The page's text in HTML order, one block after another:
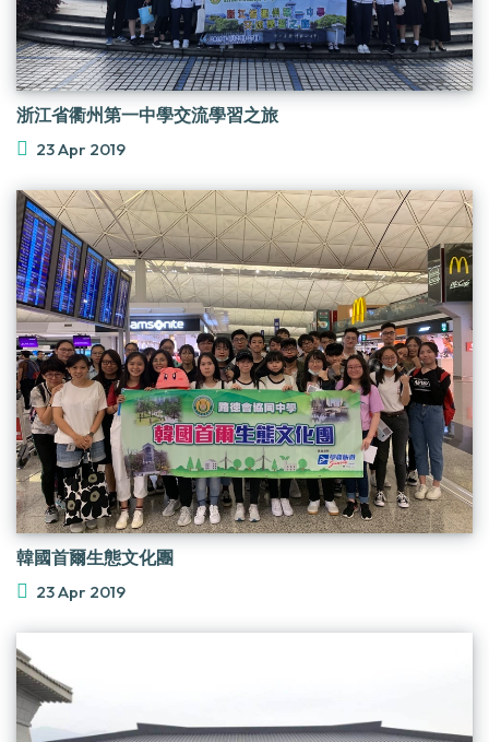
浙江省衢州第一中學交流學習之旅
23 Apr 2019
韓國首爾生態文化團
23 Apr 2019